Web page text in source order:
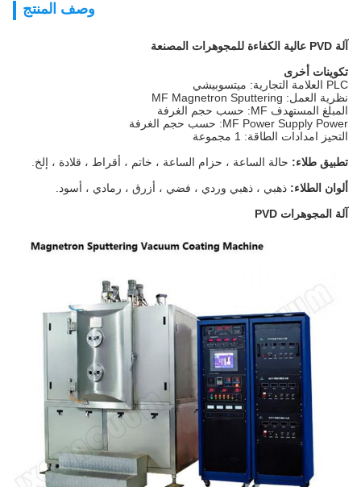
وصف المنتج
آلة PVD عالية الكفاءة للمجوهرات المصنعة
تكوينات أخرى
PLC العلامة التجارية: ميتسوبيشي
نظرية العمل: MF Magnetron Sputtering
المبلغ المستهدف MF: حسب حجم الغرفة
MF Power Supply Power: حسب حجم الغرفة
التحيز امدادات الطاقة: 1 مجموعة
تطبيق طلاء:حالة الساعة ، حزام الساعة ، خاتم ، أقراط ، قلادة ، إلخ.
ألوان الطلاء:ذهبي ، ذهبي وردي ، فضي ، أزرق ، رمادي ، أسود.
آلة المجوهرات PVD